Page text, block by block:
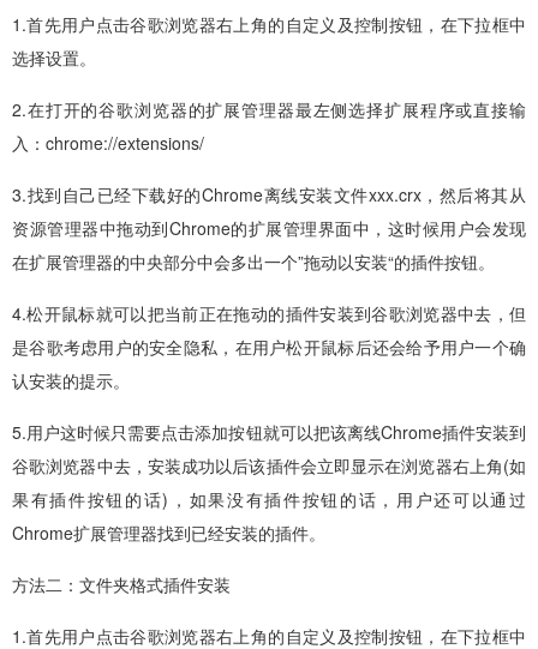
1.首先用户点击谷歌浏览器右上角的自定义及控制按钮，在下拉框中
选择设置。
2.在打开的谷歌浏览器的扩展管理器最左侧选择扩展程序或直接输
入：chrome://extensions/
3.找到自己已经下载好的Chrome离线安装文件xxx.crx，然后将其从
资源管理器中拖动到Chrome的扩展管理界面中，这时候用户会发现
在扩展管理器的中央部分中会多出一个”拖动以安装“的插件按钮。
4.松开鼠标就可以把当前正在拖动的插件安装到谷歌浏览器中去，但
是谷歌考虑用户的安全隐私，在用户松开鼠标后还会给予用户一个确
认安装的提示。
5.用户这时候只需要点击添加按钮就可以把该离线Chrome插件安装到
谷歌浏览器中去，安装成功以后该插件会立即显示在浏览器右上角(如
果有插件按钮的话)，如果没有插件按钮的话，用户还可以通过
Chrome扩展管理器找到已经安装的插件。
方法二：文件夹格式插件安装
1.首先用户点击谷歌浏览器右上角的自定义及控制按钮，在下拉框中